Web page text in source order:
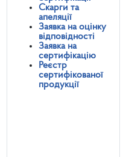
Скарги та
апеляції
Заявка на оцінку
відповідності
Заявка на
сертифікацію
Реєстр
сертифікованої
продукції